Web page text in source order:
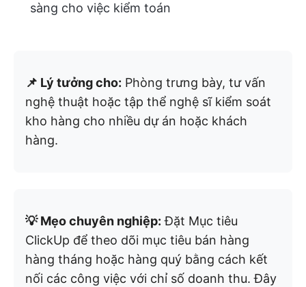
sàng cho việc kiểm toán
📌 Lý tưởng cho: Phòng trưng bày, tư vấn
nghệ thuật hoặc tập thể nghệ sĩ kiểm soát
kho hàng cho nhiều dự án hoặc khách
hàng.
💡 Mẹo chuyên nghiệp: Đặt Mục tiêu
ClickUp để theo dõi mục tiêu bán hàng
hàng tháng hoặc hàng quý bằng cách kết
nối các công việc với chỉ số doanh thu. Đây